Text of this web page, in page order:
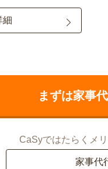
細
まずは家事
CaSyではたらくメ
家事代